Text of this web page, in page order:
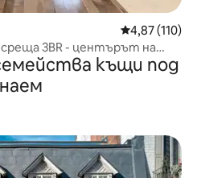
Средна
4,87 (110)
3BR - центърът на
къщи под
наем